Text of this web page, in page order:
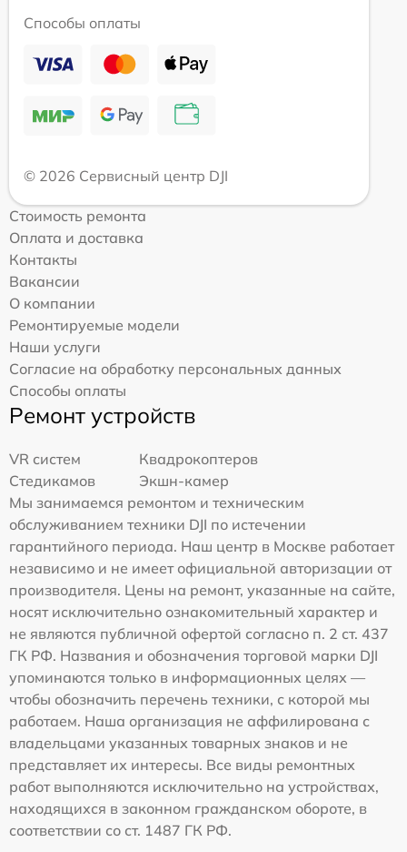
Способы оплаты
© 2026 Сервисный центр DJI
Стоимость ремонта
Оплата и доставка
Контакты
Вакансии
О компании
Ремонтируемые модели
Наши услуги
Согласие на обработку персональных данных
Способы оплаты
Ремонт устройств
VR систем
Квадрокоптеров
Стедикамов
Экшн-камер
Мы занимаемся ремонтом и техническим
обслуживанием техники DJI по истечении
гарантийного периода. Наш центр в Москве работает
независимо и не имеет официальной авторизации от
производителя. Цены на ремонт, указанные на сайте,
носят исключительно ознакомительный характер и
не являются публичной офертой согласно п. 2 ст. 437
ГК РФ. Названия и обозначения торговой марки DJI
упоминаются только в информационных целях —
чтобы обозначить перечень техники, с которой мы
работаем. Наша организация не аффилирована с
владельцами указанных товарных знаков и не
представляет их интересы. Все виды ремонтных
работ выполняются исключительно на устройствах,
находящихся в законном гражданском обороте, в
соответствии со ст. 1487 ГК РФ.